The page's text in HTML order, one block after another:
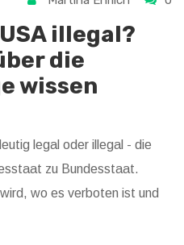
illegal?
die
wissen
legal oder illegal - die
zu Bundesstaat.
wo es verboten ist und